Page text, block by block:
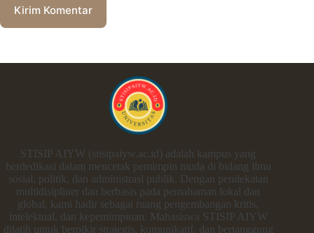
Kirim Komentar
STISIP AIYW (stisipaiyw.ac.id) adalah kampus yang
berdedikasi dalam mencetak pemimpin muda di bidang ilmu
sosial, politik, dan administrasi publik. Dengan pendekatan
multidisipliner dan berbasis pada pemahaman lokal dan
global, kami hadir sebagai ruang pengembangan kritis,
intelektual, dan kepemimpinan. Mahasiswa STISIP AIYW
dilatih untuk berpikir strategis, komunikatif, dan bertanggung